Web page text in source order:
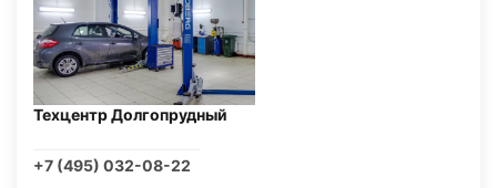
Техцентр Долгопрудный
+7 (495) 032-08-22